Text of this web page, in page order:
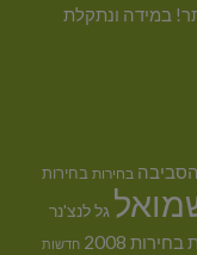
במידה ונתקלת
בחירות בחירות
גל לנצ'נר
2008 חדשות